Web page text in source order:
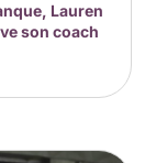
Lauren
son coach